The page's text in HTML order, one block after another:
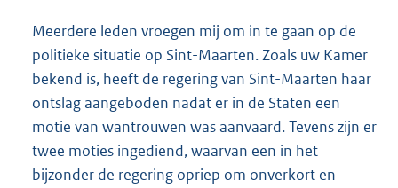
Meerdere leden vroegen mij om in te gaan op de
politieke situatie op Sint-Maarten. Zoals uw Kamer
bekend is, heeft de regering van Sint-Maarten haar
ontslag aangeboden nadat er in de Staten een
motie van wantrouwen was aanvaard. Tevens zijn er
twee moties ingediend, waarvan een in het
bijzonder de regering opriep om onverkort en